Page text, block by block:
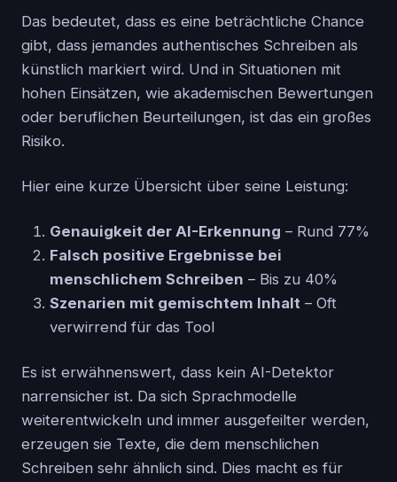
Das bedeutet, dass es eine beträchtliche Chance
gibt, dass jemandes authentisches Schreiben als
künstlich markiert wird. Und in Situationen mit
hohen Einsätzen, wie akademischen Bewertungen
oder beruflichen Beurteilungen, ist das ein großes
Risiko.
Hier eine kurze Übersicht über seine Leistung:
Genauigkeit der AI-Erkennung – Rund 77%
Falsch positive Ergebnisse bei
menschlichem Schreiben – Bis zu 40%
Szenarien mit gemischtem Inhalt – Oft
verwirrend für das Tool
Es ist erwähnenswert, dass kein AI-Detektor
narrensicher ist. Da sich Sprachmodelle
weiterentwickeln und immer ausgefeilter werden,
erzeugen sie Texte, die dem menschlichen
Schreiben sehr ähnlich sind. Dies macht es für